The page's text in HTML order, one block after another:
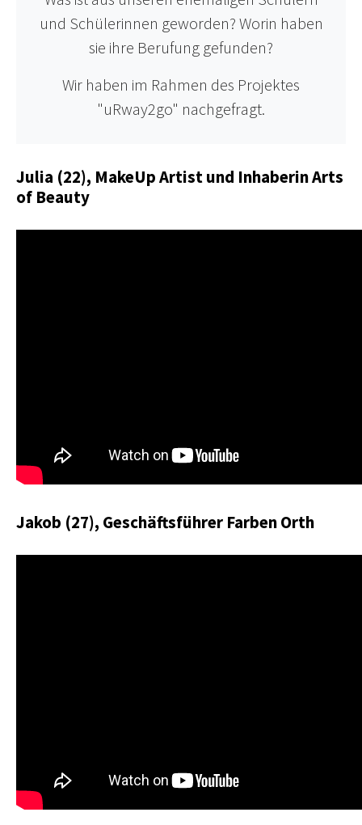
und Schülerinnen geworden? Worin haben
sie ihre Berufung gefunden?
Wir haben im Rahmen des Projektes
"uRway2go" nachgefragt.
Julia (22), MakeUp Artist und Inhaberin Arts
of Beauty
Jakob (27), Geschäftsführer Farben Orth